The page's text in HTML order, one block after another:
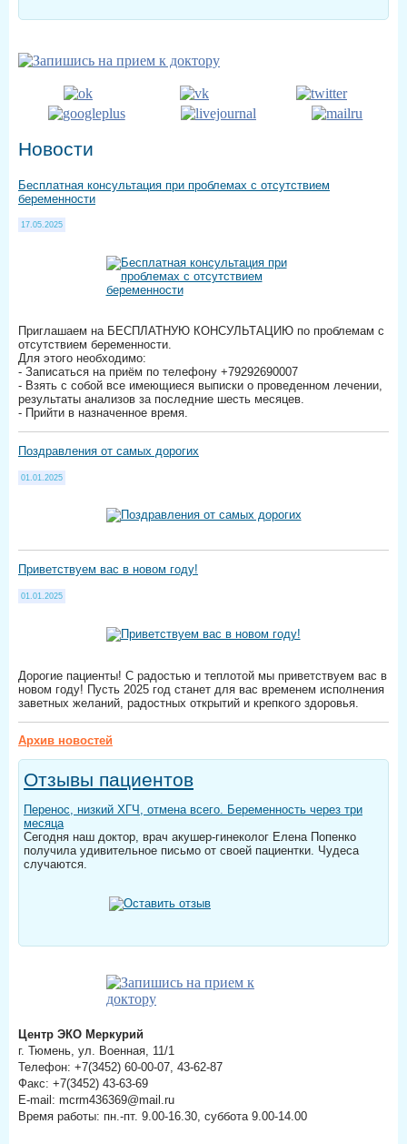
Новости
Бесплатная консультация при проблемах с отсутствием
беременности
17.05.2025
Приглашаем на БЕСПЛАТНУЮ КОНСУЛЬТАЦИЮ по проблемам с
отсутствием беременности.
Для этого необходимо:
- Записаться на приём по телефону +79292690007
- Взять с собой все имеющиеся выписки о проведенном лечении,
результаты анализов за последние шесть месяцев.
- Прийти в назначенное время.
Поздравления от самых дорогих
01.01.2025
Приветствуем вас в новом году!
01.01.2025
Дорогие пациенты! С радостью и теплотой мы приветствуем вас в
новом году! Пусть 2025 год станет для вас временем исполнения
заветных желаний, радостных открытий и крепкого здоровья.
Архив новостей
Отзывы пациентов
Перенос, низкий ХГЧ, отмена всего. Беременность через три
месяца
Сегодня наш доктор, врач акушер-гинеколог Елена Попенко
получила удивительное письмо от своей пациентки. Чудеса
случаются.
Центр ЭКО Меркурий
г. Тюмень, ул. Военная, 11/1
Телефон: +7(3452) 60-00-07, 43-62-87
Факс: +7(3452) 43-63-69
E-mail: mcrm436369@mail.ru
Время работы: пн.-пт. 9.00-16.30, суббота 9.00-14.00